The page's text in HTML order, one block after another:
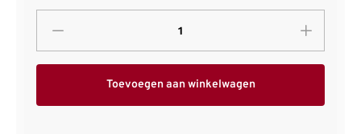
Toevoegen aan winkelwagen